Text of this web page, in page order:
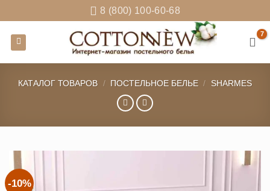
to
content
8 (800) 100-60-68
КАТАЛОГ ТОВАРОВ / ПОСТЕЛЬНОЕ БЕЛЬЕ / SHARMES
-10%